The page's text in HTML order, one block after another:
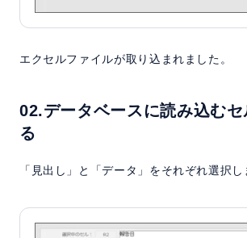
エクセルファイルが取り込まれました。
02.データベースに読み込む
る
「見出し」と「データ」をそれぞれ選択し